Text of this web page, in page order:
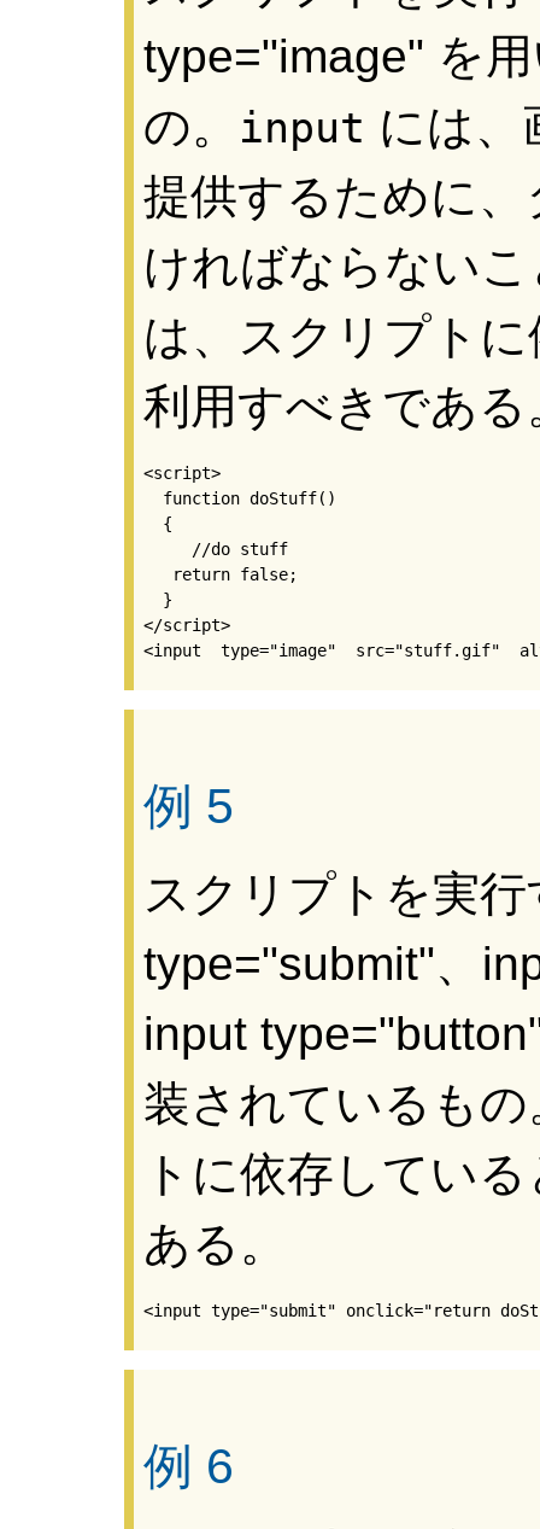
type="image" を
の。 input には、
提供するために
ければならない
は、スクリプト
利用すべきである
<script>
  function doStuff()
  {
     //do stuff
   return false;
  }
</script>
例 5
スクリプトを実
type="submit"、
input
装されているも
トに依存してい
ある。
例 6